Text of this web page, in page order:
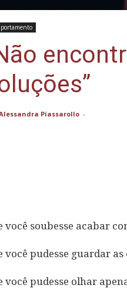
Piassarollo -
você soubesse acabar
você pudesse guardar
você pudesse olhar